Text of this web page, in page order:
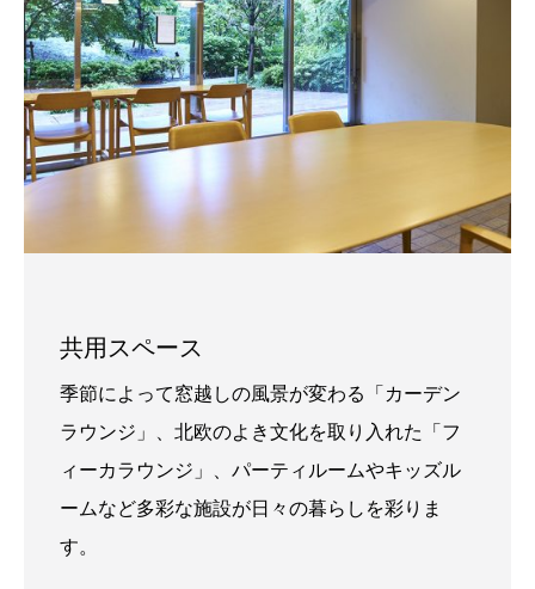
共用スペース
季節によって窓越しの風景が変わる「カーデン
ラウンジ」、北欧のよき文化を取り入れた「フ
ィーカラウンジ」、パーティルームやキッズル
ームなど多彩な施設が日々の暮らしを彩りま
す。